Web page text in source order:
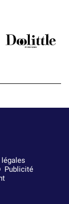
Publicité